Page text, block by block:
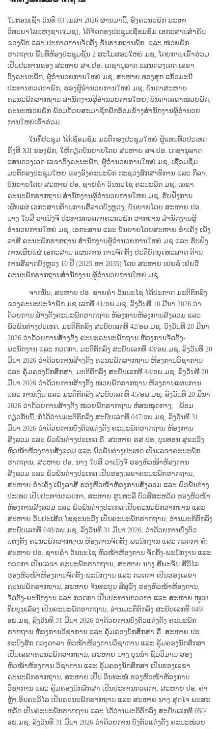
ໃນຕອນເຊົ້າ ວັນທີ 03 ເມສາ 2026 ຜ່ານມານີ້, ອົງຄະນະພັກ ມະຫາ
ວິທະຍາໄລແຫ່ງຊາດ(ມຊ), ໄດ້ຈັດກອງປະຊຸມເຊື່ອມຊຶມ ເອກະສານສໍາຄັນ
ຂອງພັກ ແລະ ປະກາດການຈັດຕັ້ງ ຂັ້ນຮາກຖານພັກ ແລະ ໜ່ວຍພັກ
ຮາກຖານ ຂຶ້ນທີ່ຫ້ອງປະຊຸມຊັ້ນ 2 ສະໂມສອນໃຫຍ່ ມຊ, ໂດຍການເຂົ້າຮ່ວມ
ເປັນປະທານຂອງ ສະຫາຍ ສຈ.ປອ. ເດຊານຸລາດ ແສນດວງເດດ ເລຂາ
ອົງຄະນະພັກ, ຜູ້ອໍານວຍການໃຫຍ່ ມຊ, ສະຫາຍ ທອງສຸກ ແກ້ວມະນີ
ປະທານກວດກາພັກ, ຮອງຜູ້ອໍານວຍການໃຫຍ່ ມຊ, ບັນດາສະຫາຍ
ຄະນະພັກຮາກຖານ ສໍານັກງານຜູ້ອໍານວຍການໃຫຍ່, ບັນດາເລຂາໜ່ວຍພັກ,
ຄະນະໜ່ວຍພັກ ພ້ອມດ້ວຍສະມາຊິກພັກອ້ອມຂ້າງສໍານັກງານຜູ້ອໍານວຍ
ການໃຫຍ່ເຂົ້າຮ່ວມ.
ໃນທີ່ປະຊຸມ ໄດ້ເຊື່ອມຊຶມ ມະຕິກອງປະຊຸມໃຫຍ່ ຜູ້ແທນທົ່ວປະເທດ
ຄັ້ງທີ XII ຂອງພັກ, ໃຫ້ກຽດບັນຍາຍໂດຍ ສະຫາຍ ສຈ.ປອ. ເດຊານຸລາດ
ແສນດວງເດດ ເລຂາອົງຄະນະພັກ, ຜູ້ອໍານວຍການໃຫຍ່ ມຊ, ເຊື່ອມຊຶມ
ມະຕິກອງປະຊຸມໃຫຍ່ ຂອງອົງຄະນະພັກ ກະຊວງສຶກສາທິການ ແລະ ກີລາ,
ບັນຍາຍໂດຍ ສະຫາຍ ປອ. ຊາຍຄໍາ ວັນນະໄຊ ຄະນະພັກ ມຊ, ເລຂາ
ຄະນະພັກຮາກຖານ ສໍານັກງານຜູ້ອໍານວຍການໃຫຍ່ ມຊ, ຮັບຟັງການ
ເຜີຍແຜ່ ເອກະສານຕ້ານການສໍ້ລາດບັງຫຼວງ, ບັນຍາຍໂດຍ ສະຫາຍ ປອ.
ນາງ ໃບສີ ວາເນັງຈື ປະທານກວດກາຄະນະພັກ ຮາກຖານ ສໍານັກງານຜູ້
ອໍານວຍການໃຫຍ່ ມຊ, ເອກະສານ ແລະ ບັນຍາຍໂດຍສະຫາຍ ອໍາເຄັງ ເພັງ
ລາສີ ຄະນະພັກຮາກຖານ ສໍານັກງານຜູ້ອໍານວຍການໃຫຍ່ ມຊ ແລະ ຮັບຟັງ
ການເຜີຍແຜ່ ເອກະສານ ແຜນການ ການຈັດຕັ້ງ ປະຕິບັດຍຸດທະສາດ ຕ້ານ
ການສໍ້ລາດບັງຫຼວງ 10 ປີ (2025 ຫາ 2035) ໂດຍ ສະຫາຍ ເຢຍລໍ່ ເຢ່ຍວື
ຄະນະພັກຮາກຖານສໍານັກງານ ຜູ້ອໍານວຍການໃຫຍ່ ມຊ.
ຈາກນັ້ນ, ສະຫາຍ ປອ. ຊາຍຄໍາ ວັນນະໄຊ ໄດ້ປະກາດ ມະຕິຕົກລົງ
ຂອງຄະນະປະຈໍາພັກ ມຊ ເລກທີ 41/ອພ.ມຊ, ລົງວັນທີ 10 ມີນາ 2026 ວ່າ
ດ້ວຍການ ສ້າງຕັ້ງຄະນະພັກຮາກຖານ ຫ້ອງການຫ້ອງການສັງລວມ ແລະ
ພົວພັນຕ່າງປະເທດ, ມະຕິຕົກລົງ ສະບັບເລກທີ 42/ອພ.ມຊ, ວົງວັນທີ 20 ມີນາ
2026 ວ່າດ້ວຍການສ້າງຕັ້ງ ຄະນະຄະນະພັກຖານ ຫ້ອງການຈັດຕັ້ງ-
ພະນັກງານ ແລະ ກວດກາ, ມະຕິຕົກລົງ ສະບັບເລກທີ 43/ອພ.ມຊ, ລົງວັນທີ 20
ມີນາ 2026 ວ່າດ້ວຍການສ້າງຕັ້ງ ຄະນະພັກຮາກຖານ ຫ້ອງການວິຊາການ
ແລະ ຄຸ້ມຄອງນັກສຶກສາ, ມະຕິຕົກລົງ ສະບັບເລກທີ 44/ອພ.ມຊ, ລົງວັນທີ 20
ມີນາ 2026 ວ່າດ້ວຍການສ້າງຕັ້ງ ໜ່ວຍພັກຮາກຖານ ຫ້ອງການແຜນການ
ແລະ ການເງິນ ແລະ ມະຕິຕົກລົງ ສະບັບເລກທີ 45/ອພ.ມຊ, ລົງວັນທີ 20 ມີນາ
2026 ວ່າດ້ວຍການສ້າງຕັ້ງ ໜ່ວຍພັກຮາກຖານ ຫໍສະໝຸດກາງ; ພ້ອມ
ດຽວກັນນີ້, ກໍໄດ້ອ່ານມະຕິຕົກລົງ ສະບັບເລກທີ 047/ອພ.ມຊ, ລົງວັນທີ 31
ມີນາ 2026 ວ່າດ້ວຍການບົ່ງຕົວແຕ່ງຕັ້ງ ຄະນະພັກຮາກຖານ ຫ້ອງການ
ສັງລວມ ແລະ ພົວພັນຕ່າງປະເທດ ຄື: ສະຫາຍ ຮສ.ປອ. ບຸນທອນ ສຸຂະວົງ
ຫົວໜ້າຫ້ອງການສັງລວມ ແລະ ພົວພັນຕ່າງປະເທດ ເປັນເລຂາຄະນະພັກ
ຮາກຖານ, ສະຫາຍ ປອ. ນາງ ໃບສີ ວາເນັງຈື ຮອງຫົວໜ້າຫ້ອງການ
ສັງລວມ ແລະ ພົວພັນຕ່າງປະເທດ ເປັນຮອງເລຂາຄະນະພັກຮາກຖານ,
ສະຫາຍ ອໍາເຄັງ ເພັງລາສີ ຮອງຫົວໜ້າຫ້ອງການສັງລວມ ແລະ ພົວພັນຕ່າງ
ປະເທດ ເປັນປະທານກວດກາ, ສະຫາຍ ສູນທະລີ ບົວສີສະຫວັດ ຮອງຫົວໜ້າ
ຫ້ອງການສັງລວມ ແລະ ພົວພັນຕ່າງປະເທດ ເປັນຄະນະພັກຮາກຖານ ແລະ
ສະຫາຍ ວັນປະເສີດ ໄຊຊະນະວົງ ເປັນຄະນະພັກຮາກຖານ; ອ່ານມະຕິຕົກລົງ
ສະບັບເລກທີ 048/ອພ.ມຊ, ລົງວັນທີ 31 ມີນາ 2026, ວ່າດ້ວຍການບົ່ງຕົວ
ແຕ່ງຕັ້ງ ຄະນະພັກຮາກຖານ ຫ້ອງການຈັດຕັ້ງ-ພະນັກງານ ແລະ ກວດກາ ຄື:
ສະຫາຍ ປອ. ຊາຍຄໍາ ວັນນະໄຊ ຫົວໜ້າຫ້ອງການ ຈັດຕັ້ງ-ພະນັກງານ ແລະ
ກວດກາ ເປັນເລຂາ ຄະນະພັກຮາກຖານ, ສະຫາຍ ນາງ ສີພະຈັນ ສີວິໄລ
ຮອງຫົວໜ້າຫ້ອງການຈັດຕັ້ງ-ພະນັກງານ ແລະ ກວດກາ ເປັນຮອງເລຂາ
ຄະນະພັກຮາກຖານ, ສະຫາຍ ຈັນທະບູນ ສີສຸວົງ ຮອງຫົວໜ້າຫ້ອງການ
ຈັດຕັ້ງ-ພະນັກງານ ແລະ ກວດກາ ເປັນປະທານກວດກາ ແລະ ສະຫາຍ ໜູເບ
ທິບບຸນເລືອງ ເປັນຄະນະພັກຮາກຖານ, ອ່ານມະຕິຕົກລົງ ສະບັບເລກທີ 049/
ອພ.ມຊ, ລົງວັນທີ 31 ມີນາ 2026 ວ່າດ້ວຍການບົ່ງຕົວແຕ່ງຕັ້ງ ຄະນະພັກ
ຮາກຖານ ຫ້ອງການວິຊາການ ແລະ ຄຸ້ມຄອງນັກສຶກສາ ຄື: ສະຫາຍ ປອ.
ທະນົງສັກ ດວງດາລາ ຫົວໜ້າຫ້ອງການວິຊາການ ແລະ ຄຸ້ມຄອງນັກສຶກສາ
ເປັນເລຂາຄະນະພັກຮາກຖານ, ສະຫາຍ ນາງ ບຸນນໍາ ຊົມວິມານ ຮອງ
ຫົວໜ້າຫ້ອງການ ວິຊາການ ແລະ ຄຸ້ມຄອງນັກສຶກສາ ເປັນຮອງເລຂາ
ຄະນະພັກຮາກຖານ, ສະຫາຍ ເປີ້ນ ອິນທະໜໍ່ ຮອງຫົວໜ້າຫ້ອງການ
ວິຊາການ ແລະ ຄຸ້ມຄອງນັກສຶກສາ ເປັນປະທານກວດກາ, ສະຫາຍ ປອ. ຄໍາ
ຫຼ້າ ອິນຄະວິໄລ ເປັນຄະນະພັກຮາກຖານ ແລະ ສະຫາຍ ນາງ ສຸດໄຈ ພະສະ
ຫວັດ ເປັນຄະນະພັກຮາກຖານ ແລະ ໄດ້ອ່ານມະຕິຕົກລົງ ສະບັບເລກທີ 050/
ອພ.ມຊ, ລົງວັນທີ 31 ມີນາ 2026 ວ່າດ້ວຍການ ບົ່ງຕົວແຕ່ງຕັ້ງ ຄະນະໜ່ວຍ